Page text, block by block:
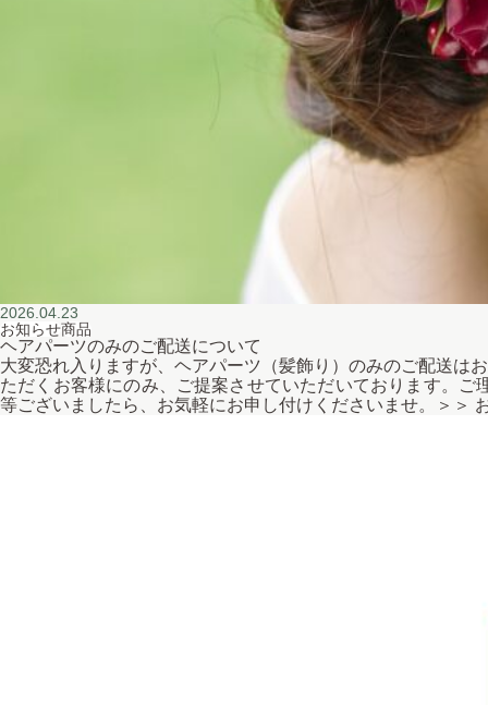
2026.04.23
お知らせ商品
ヘアパーツのみのご配送について
大変恐れ入りますが、ヘアパーツ（髪飾り）のみのご配送は
ただくお客様にのみ、ご提案させていただいております。
等ございましたら、お気軽にお申し付けくださいませ。＞＞